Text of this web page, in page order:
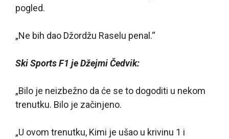
pogled.
„Ne bih dao Džordžu Raselu penal.“
Ski Sports F1 je Džejmi Čedvik:
„Bilo je neizbežno da će se to dogoditi u nekom
trenutku. Bilo je začinjeno.
„U ovom trenutku, Kimi je ušao u krivinu 1 i